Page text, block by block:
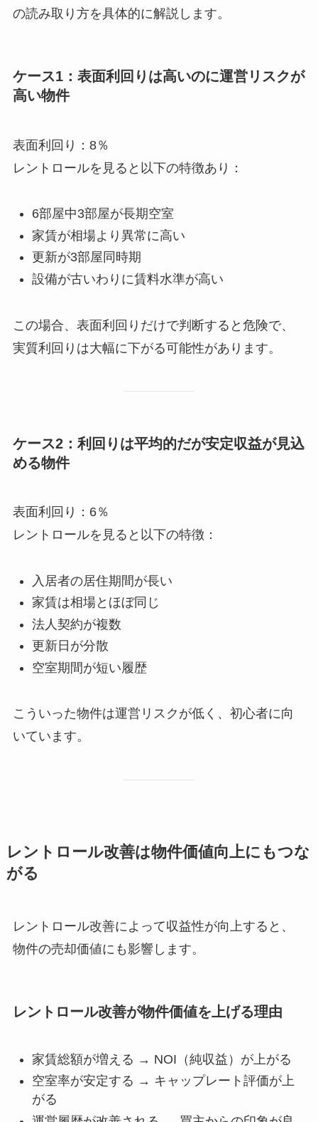
の読み取り方を具体的に解説します。
ケース1：表面利回りは高いのに運営リスクが
高い物件
表面利回り：8％
レントロールを見ると以下の特徴あり：
6部屋中3部屋が長期空室
家賃が相場より異常に高い
更新が3部屋同時期
設備が古いわりに賃料水準が高い
この場合、表面利回りだけで判断すると危険で、
実質利回りは大幅に下がる可能性があります。
ケース2：利回りは平均的だが安定収益が見込
める物件
表面利回り：6％
レントロールを見ると以下の特徴：
入居者の居住期間が長い
家賃は相場とほぼ同じ
法人契約が複数
更新日が分散
空室期間が短い履歴
こういった物件は運営リスクが低く、初心者に向
いています。
レントロール改善は物件価値向上にもつな
がる
レントロール改善によって収益性が向上すると、
物件の売却価値にも影響します。
レントロール改善が物件価値を上げる理由
家賃総額が増える → NOI（純収益）が上がる
空室率が安定する → キャップレート評価が上
がる